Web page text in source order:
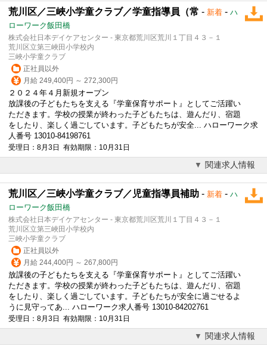
荒川区／三峽小学童クラブ／学童指導員（常 - 新着 - ハ
ローワーク飯田橋
株式会社日本デイケアセンター - 東京都荒川区荒川１丁目４３－１
荒川区立第三峽田小学校内
三峽小学童クラブ
正社員以外
月給 249,400円 ～ 272,300円
２０２４年４月新規オープン
放課後の子どもたちを支える『学童保育サポート』としてご活躍い
ただきます。学校の授業が終わった子どもたちは、遊んだり、宿題
をしたり、楽しく過ごしています。子どもたちが安全... ハローワーク求
人番号 13010-84198761
受理日：8月3日 有効期限：10月31日
関連求人情報
荒川区／三峽小学童クラブ／児童指導員補助 - 新着 - ハ
ローワーク飯田橋
株式会社日本デイケアセンター - 東京都荒川区荒川１丁目４３－１
荒川区立第三峽田小学校内
三峽小学童クラブ
正社員以外
月給 244,400円 ～ 267,800円
放課後の子どもたちを支える『学童保育サポート』としてご活躍い
ただきます。学校の授業が終わった子どもたちは、遊んだり、宿題
をしたり、楽しく過ごしています。子どもたちが安全に過ごせるよ
うに見守ってあ... ハローワーク求人番号 13010-84202761
受理日：8月3日 有効期限：10月31日
関連求人情報